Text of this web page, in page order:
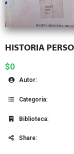
HISTORIA
$0
Autor:
Categoría:
Biblioteca:
Share: